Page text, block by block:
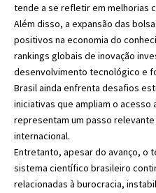
tende a se refletir em melhorias
Além disso, a expansão das
positivos na economia do
rankings globais de inovação
desenvolvimento tecnológico e
Brasil ainda enfrenta desafios
iniciativas que ampliam o
representam um passo
internacional.
Entretanto, apesar do avanço, o
sistema científico brasileiro
relacionadas à burocracia,